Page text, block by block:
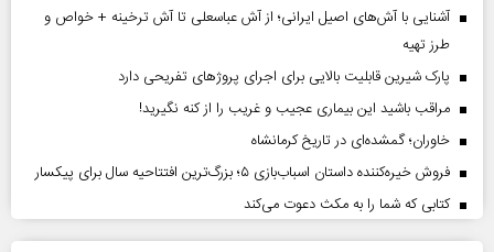
آشنایی با آش‌های اصیل ایرانی؛ از آش عباسعلی تا آش ترخینه + خواص و
طرز تهیه
پارک شیرین قابلیت‌ بالایی برای اجرای پروژهای تفریحی دارد
مراقب باشید این بیماری عجیب و غریب را از کنه نگیرید!
خاوران؛ گمشده‌ای در تاریخ کرمانشاه
فروش خیره‌کننده داستان اسباب‌بازی ۵؛ بزرگ‌ترین افتتاحیه سال برای پیکسار
کتابی که شما را به مکث دعوت می‌کند